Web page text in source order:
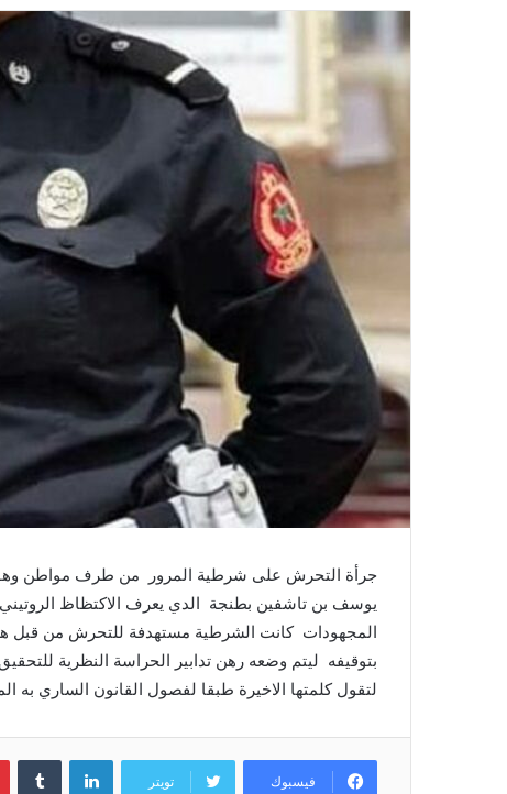
جرأة التحرش على شرطية المرور من طرف مواطن وهو
يوسف بن تاشفين بطنجة الدي يعرف الاكتظاظ
المجهودات كانت الشرطية مستهدفة للتحرش من قبل
بتوقيفه ليتم وضعه رهن تدابير الحراسة النظرية
لتقول كلمتها الاخيرة طبقا لفصول القانون الساري به
فيسبوك تويتر
لينكدإن